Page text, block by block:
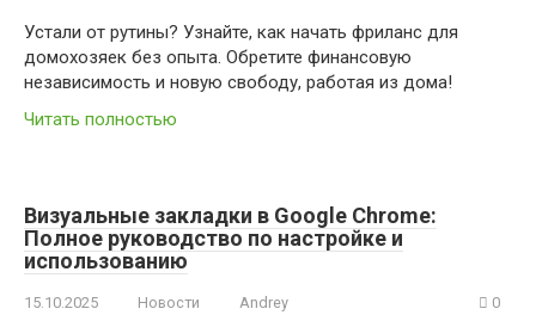
Устали от рутины? Узнайте, как начать фриланс для
домохозяек без опыта. Обретите финансовую
независимость и новую свободу, работая из дома!
Читать полностью
Визуальные закладки в Google Chrome:
Полное руководство по настройке и
использованию
15.10.2025 Новости Andrey 0